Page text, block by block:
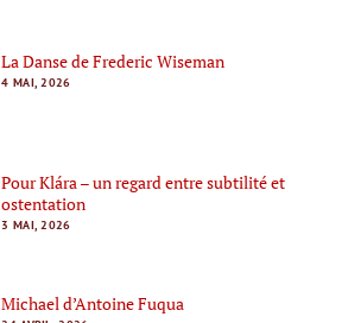
La Danse de Frederic Wiseman
4 MAI, 2026
Pour Klára – un regard entre subtilité et
ostentation
3 MAI, 2026
Michael d’Antoine Fuqua